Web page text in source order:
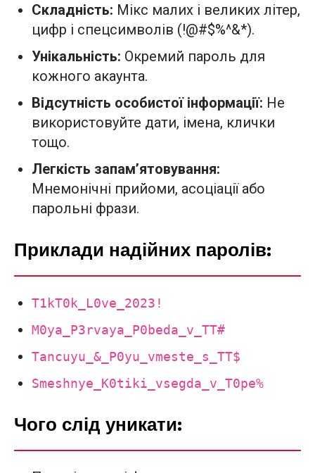
Складність: Мікс малих і великих літер,
цифр і спецсимволів (!@#$%^&*).
Унікальність: Окремий пароль для
кожного акаунта.
Відсутність особистої інформації: Не
використовуйте дати, імена, клички
тощо.
Легкість запам’ятовування:
Мнемонічні прийоми, асоціації або
парольні фрази.
Приклади надійних паролів:
T1kT0k_L0ve_2023!
M0ya_P3rvaya_P0beda_v_TT#
Tancuyu_&_P0yu_vmeste_s_TT$
Smeshnye_K0tiki_vsegda_v_T0pe%
Чого слід уникати: